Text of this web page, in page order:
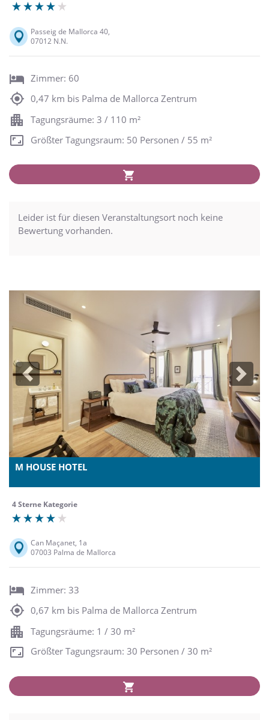
Passeig de Mallorca 40,
07012 N.N.
Zimmer: 60
0,47 km bis Palma de Mallorca Zentrum
Tagungsräume: 3 / 110 m²
Größter Tagungsraum: 50 Personen / 55 m²
Leider ist für diesen Veranstaltungsort noch keine
Bewertung vorhanden.
Previous Next
M HOUSE HOTEL
4 Sterne Kategorie
Can Maçanet, 1a
07003 Palma de Mallorca
Zimmer: 33
0,67 km bis Palma de Mallorca Zentrum
Tagungsräume: 1 / 30 m²
Größter Tagungsraum: 30 Personen / 30 m²